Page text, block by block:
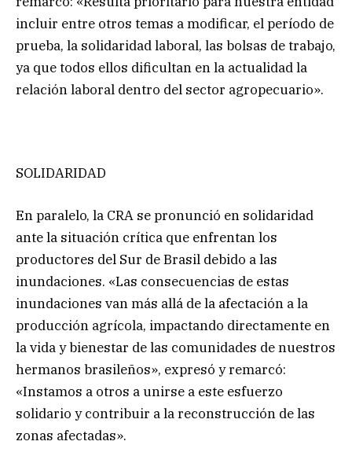
incluir entre otros temas a modificar, el período de
prueba, la solidaridad laboral, las bolsas de trabajo,
ya que todos ellos dificultan en la actualidad la
relación laboral dentro del sector agropecuario».
SOLIDARIDAD
En paralelo, la CRA se pronunció en solidaridad
ante la situación crítica que enfrentan los
productores del Sur de Brasil debido a las
inundaciones. «Las consecuencias de estas
inundaciones van más allá de la afectación a la
producción agrícola, impactando directamente en
la vida y bienestar de las comunidades de nuestros
hermanos brasileños», expresó y remarcó:
«Instamos a otros a unirse a este esfuerzo
solidario y contribuir a la reconstrucción de las
zonas afectadas».